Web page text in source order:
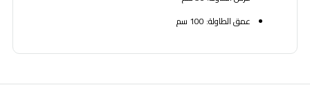
عمق الطاولة: 100 سم